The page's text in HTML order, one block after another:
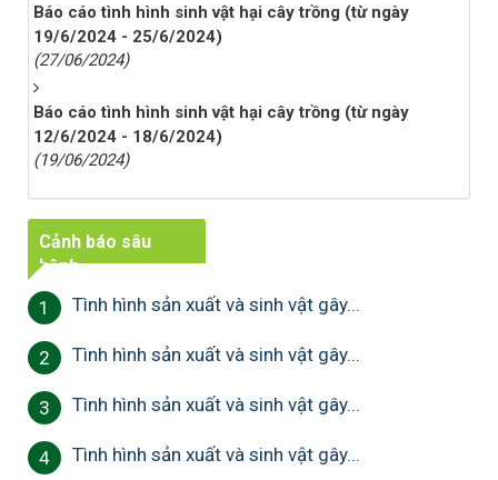
Báo cáo tình hình sinh vật hại cây trồng (từ ngày
19/6/2024 - 25/6/2024)
(27/06/2024)
Báo cáo tình hình sinh vật hại cây trồng (từ ngày
12/6/2024 - 18/6/2024)
(19/06/2024)
Cảnh báo sâu
bệnh
1 Tình hình sản xuất và sinh vật gây...
2 Tình hình sản xuất và sinh vật gây...
3 Tình hình sản xuất và sinh vật gây...
4 Tình hình sản xuất và sinh vật gây...